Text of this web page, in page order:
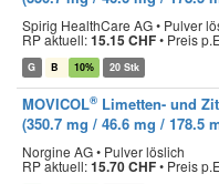
Spirig HealthCare AG • Pulver
RP aktuell:15.15 CHF• Preis
G B 10% 20 Stk
MOVICOL® Limetten- und
(350.7 mg / 46.6 mg / 178.5
Norgine AG • Pulver löslich
RP aktuell:15.70 CHF• Preis